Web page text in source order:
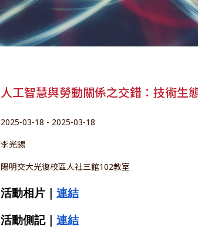
人工智慧與勞動關係之交錯：技術生
2025-03-18 - 2025-03-18
李光錫
陽明交大光復校區人社三館102教室
活動相片｜連結
活動側記｜連結